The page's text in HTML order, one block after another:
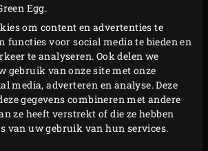
Egg.
om content en advertenties te
functies voor social media te bieden en
te analyseren. Ook delen we
gebruik van onze site met onze
media, adverteren en analyse. Deze
gegevens combineren met andere
ze heeft verstrekt of die ze hebben
van uw gebruik van hun services.
het vel van de forel en schraap het
van de graat. Meng de crème
fijngehakte kervel door de zalmforel
met peper en zout.
van gerookte zalmforel op of bij